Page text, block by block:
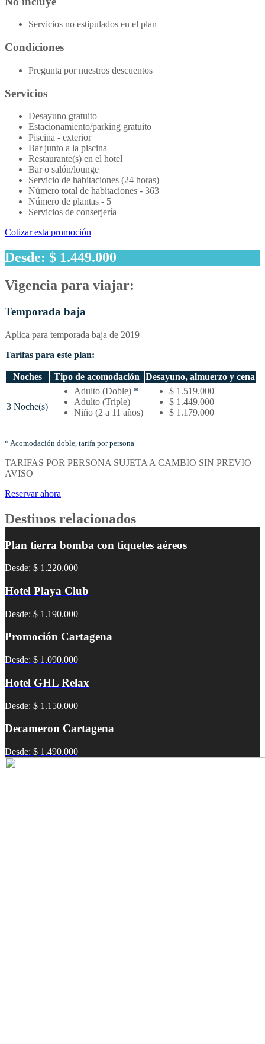
Servicios no estipulados en el plan
Condiciones
Pregunta por nuestros descuentos
Servicios
Desayuno gratuito
Estacionamiento/parking gratuito
Piscina - exterior
Bar junto a la piscina
Restaurante(s) en el hotel
Bar o salón/lounge
Servicio de habitaciones (24 horas)
Número total de habitaciones - 363
Número de plantas - 5
Servicios de conserjería
Cotizar esta promoción
Desde: $ 1.449.000
Vigencia para viajar:
Temporada baja
Aplica para temporada baja de 2019
Tarifas para este plan:
–
noches
tipo
de
Noches Tipo de acomodación Desayuno, almuerzo y cena
3 Noche(s)
Adulto (Doble) *
Adulto (Triple)
Niño (2 a 11 años)
$ 1.519.000
$ 1.449.000
$ 1.179.000
* Acomodación doble, tarifa por persona
TARIFAS POR PERSONA SUJETA A CAMBIO SIN PREVIO
AVISO
Reservar ahora
Destinos relacionados
Plan tierra bomba con tiquetes aéreos
Desde: $ 1.220.000
Hotel Playa Club
Desde: $ 1.190.000
Promoción Cartagena
Desde: $ 1.090.000
Hotel GHL Relax
Desde: $ 1.150.000
Decameron Cartagena
Desde: $ 1.490.000